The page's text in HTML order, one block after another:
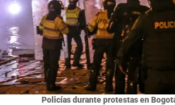
Policías durante protestas en